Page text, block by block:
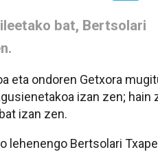
bat, Bertsolari
eta ondoren Getxora
izan zen; hain
izan zen.
lehenengo Bertsolari